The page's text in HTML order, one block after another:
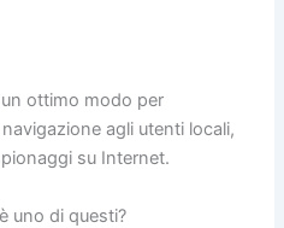
ottimo modo per
agli utenti locali,
su Internet.
uno di questi?